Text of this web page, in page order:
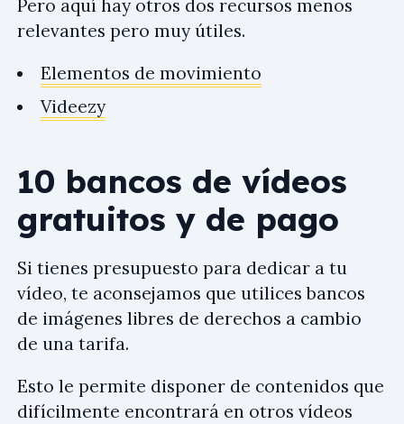
Pero aquí hay otros dos recursos menos
relevantes pero muy útiles.
Elementos de movimiento
Videezy
10 bancos de vídeos
gratuitos y de pago
Si tienes presupuesto para dedicar a tu
vídeo, te aconsejamos que utilices bancos
de imágenes libres de derechos a cambio
de una tarifa.
Esto le permite disponer de contenidos que
difícilmente encontrará en otros vídeos